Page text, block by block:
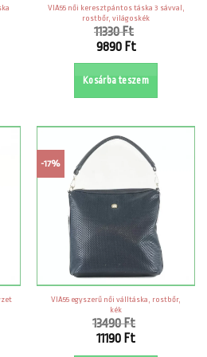
VIA55 női keresztpántos táska 3 sávval,
rostbőr, világoskék
11330Ft
Original
11330 Ft.
9890 Ft
Current
price
is:
9890 Ft.
Kosárba teszem
-17%
VIA55 egyszerű női válltáska, rostbőr,
kék
13490Ft
Original
11190 Ft
Current